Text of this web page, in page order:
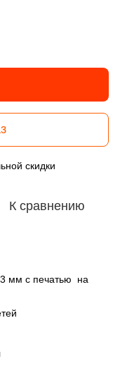
скидки
К сравнению
мм с печатью на